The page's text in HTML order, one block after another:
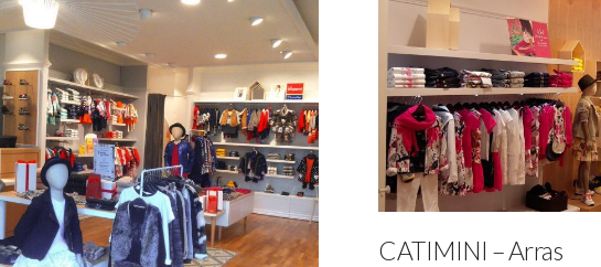
CATIMINI – Arras